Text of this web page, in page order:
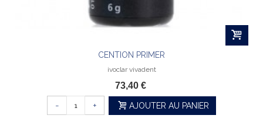
CENTION PRIMER
ivoclar vivadent
73,40 €
- + AJOUTER AU PANIER